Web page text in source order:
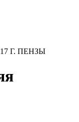
17 Г. ПЕНЗЫ